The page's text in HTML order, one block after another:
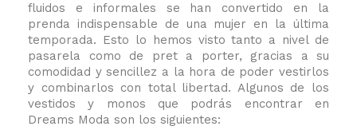
fluidos e informales se han convertido en la
prenda indispensable de una mujer en la última
temporada. Esto lo hemos visto tanto a nivel de
pasarela como de pret a porter, gracias a su
comodidad y sencillez a la hora de poder vestirlos
y combinarlos con total libertad. Algunos de los
vestidos y monos que podrás encontrar en
Dreams Moda son los siguientes: